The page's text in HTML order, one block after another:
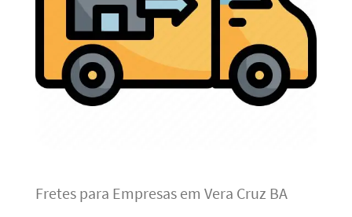
Fretes para Empresas em Vera Cruz BA